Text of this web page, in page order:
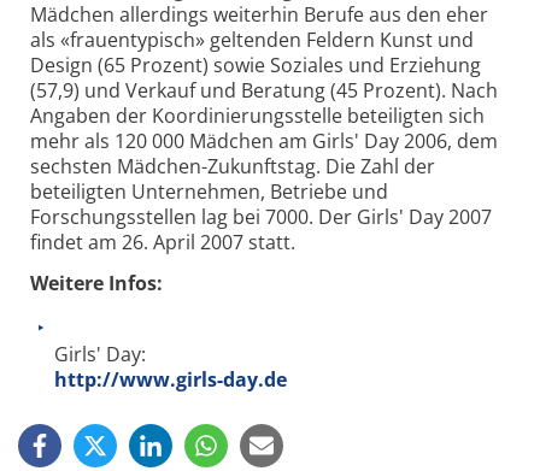
Mädchen allerdings weiterhin Berufe aus den eher
als «frauentypisch» geltenden Feldern Kunst und
Design (65 Prozent) sowie Soziales und Erziehung
(57,9) und Verkauf und Beratung (45 Prozent). Nach
Angaben der Koordinierungsstelle beteiligten sich
mehr als 120 000 Mädchen am Girls' Day 2006, dem
sechsten Mädchen-Zukunftstag. Die Zahl der
beteiligten Unternehmen, Betriebe und
Forschungsstellen lag bei 7000. Der Girls' Day 2007
findet am 26. April 2007 statt.
Weitere Infos:
Girls' Day:
http://www.girls-day.de